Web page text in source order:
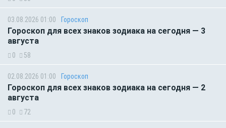
03.08.2026 01:00 Гороскоп
Гороскоп для всех знаков зодиака на сегодня — 3
августа
0 58
02.08.2026 01:00 Гороскоп
Гороскоп для всех знаков зодиака на сегодня — 2
августа
0 72